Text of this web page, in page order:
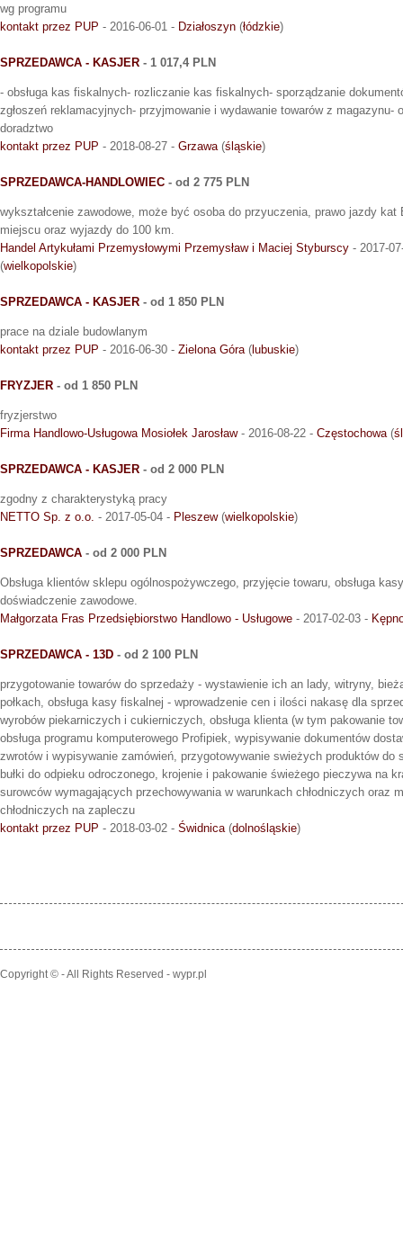
wg programu
kontakt przez PUP - 2016-06-01 - Działoszyn (łódzkie)
SPRZEDAWCA - KASJER - 1 017,4 PLN
- obsługa kas fiskalnych- rozliczanie kas fiskalnych- sporządzanie
zgłoszeń reklamacyjnych- przyjmowanie i wydawanie towarów z magazynu-
doradztwo
kontakt przez PUP - 2018-08-27 - Grzawa (śląskie)
SPRZEDAWCA-HANDLOWIEC - od 2 775 PLN
wykształcenie zawodowe, może być osoba do przyuczenia, prawo jazdy kat
miejscu oraz wyjazdy do 100 km.
Handel Artykułami Przemysłowymi Przemysław i Maciej Styburscy - 2017-
(wielkopolskie)
SPRZEDAWCA - KASJER - od 1 850 PLN
prace na dziale budowlanym
kontakt przez PUP - 2016-06-30 - Zielona Góra (lubuskie)
FRYZJER - od 1 850 PLN
fryzjerstwo
Firma Handlowo-Usługowa Mosiołek Jarosław- 2016-08-22 - Częstochowa (
SPRZEDAWCA - KASJER - od 2 000 PLN
zgodny z charakterystyką pracy
NETTO Sp. z o.o. - 2017-05-04 - Pleszew(wielkopolskie)
SPRZEDAWCA - od 2 000 PLN
Obsługa klientów sklepu ogólnospożywczego, przyjęcie towaru, obsługa
doświadczenie zawodowe.
Małgorzata Fras Przedsiębiorstwo Handlowo - Usługowe - 2017-02-03 -
SPRZEDAWCA - 13D - od 2 100 PLN
przygotowanie towarów do sprzedaży - wystawienie ich an lady, witryny,
połkach, obsługa kasy fiskalnej - wprowadzenie cen i ilości nakasę dla
wyrobów piekarniczych i cukierniczych, obsługa klienta (w tym pakowanie
obsługa programu komputerowego Profipiek, wypisywanie dokumentów
zwrotów i wypisywanie zamówień, przygotowywanie swieżych produktów
bułki do odpieku odroczonego, krojenie i pakowanie świeżego pieczywa na
surowców wymagających przechowywania w warunkach chłodniczych oraz
chłodniczych na zapleczu
kontakt przez PUP - 2018-03-02 - Świdnica (dolnośląskie)
Copyright © - All Rights Reserved - wypr.pl